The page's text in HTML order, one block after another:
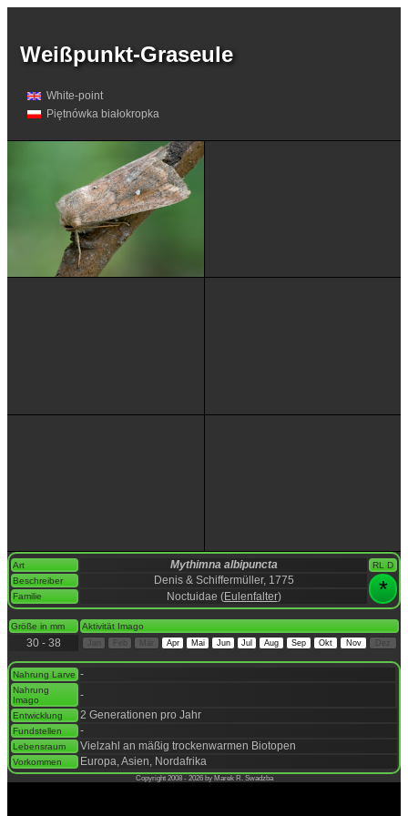
Weißpunkt-Graseule
White-point
Piętnówka białokropka
Art Mythimna albipuncta
RL D
Beschreiber
Denis & Schiffermüller, 1775 *
Familie Noctuidae (Eulenfalter)
Größe in mm Aktivität Imago
30 - 38 Apr Mai Jun Jul Aug Sep Okt Nov Dez
Nahrung Larve -
Nahrung
Imago
-
Entwicklung 2 Generationen pro Jahr
Fundstellen -
Lebensraum Vielzahl an mäßig trockenwarmen Biotopen
Vorkommen Europa, Asien, Nordafrika
Copyright 2008 - 2026 by Marek R. Swadzba